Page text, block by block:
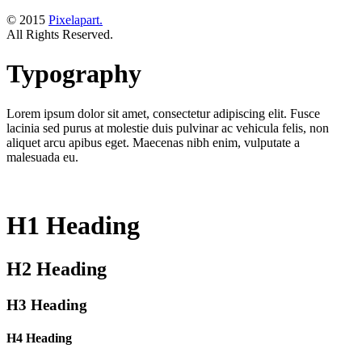
© 2015 Pixelapart.
All Rights Reserved.
Typography
Lorem ipsum dolor sit amet, consectetur adipiscing elit. Fusce
lacinia sed purus at molestie duis pulvinar ac vehicula felis, non
aliquet arcu apibus eget. Maecenas nibh enim, vulputate a
malesuada eu.
H1 Heading
H2 Heading
H3 Heading
H4 Heading